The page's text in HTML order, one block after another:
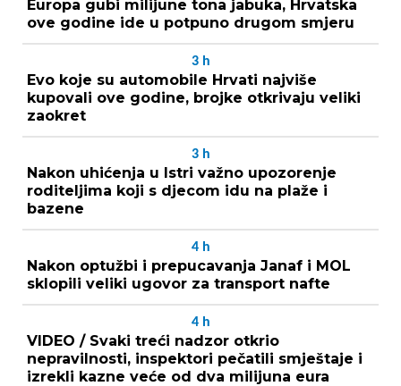
Europa gubi milijune tona jabuka, Hrvatska
ove godine ide u potpuno drugom smjeru
3 h
Evo koje su automobile Hrvati najviše
kupovali ove godine, brojke otkrivaju veliki
zaokret
3 h
Nakon uhićenja u Istri važno upozorenje
roditeljima koji s djecom idu na plaže i
bazene
4 h
Nakon optužbi i prepucavanja Janaf i MOL
sklopili veliki ugovor za transport nafte
4 h
VIDEO / Svaki treći nadzor otkrio
nepravilnosti, inspektori pečatili smještaje i
izrekli kazne veće od dva milijuna eura